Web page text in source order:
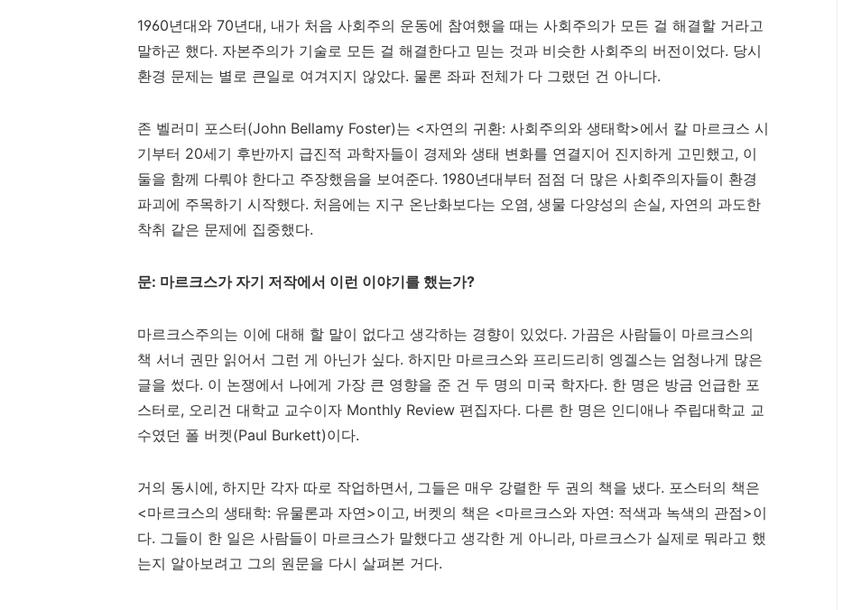
1960년대와 70년대, 내가 처음 사회주의 운동에 참여했을 때는 사회주의가 모든 걸 해결할 거라고
말하곤 했다. 자본주의가 기술로 모든 걸 해결한다고 믿는 것과 비슷한 사회주의 버전이었다. 당시
환경 문제는 별로 큰일로 여겨지지 않았다. 물론 좌파 전체가 다 그랬던 건 아니다.
존 벨러미 포스터(John Bellamy Foster)는 <자연의 귀환: 사회주의와 생태학>에서 칼 마르크스 시
기부터 20세기 후반까지 급진적 과학자들이 경제와 생태 변화를 연결지어 진지하게 고민했고, 이
둘을 함께 다뤄야 한다고 주장했음을 보여준다. 1980년대부터 점점 더 많은 사회주의자들이 환경
파괴에 주목하기 시작했다. 처음에는 지구 온난화보다는 오염, 생물 다양성의 손실, 자연의 과도한
착취 같은 문제에 집중했다.
문: 마르크스가 자기 저작에서 이런 이야기를 했는가?
마르크스주의는 이에 대해 할 말이 없다고 생각하는 경향이 있었다. 가끔은 사람들이 마르크스의
책 서너 권만 읽어서 그런 게 아닌가 싶다. 하지만 마르크스와 프리드리히 엥겔스는 엄청나게 많은
글을 썼다. 이 논쟁에서 나에게 가장 큰 영향을 준 건 두 명의 미국 학자다. 한 명은 방금 언급한 포
스터로, 오리건 대학교 교수이자 Monthly Review 편집자다. 다른 한 명은 인디애나 주립대학교 교
수였던 폴 버켓(Paul Burkett)이다.
거의 동시에, 하지만 각자 따로 작업하면서, 그들은 매우 강렬한 두 권의 책을 냈다. 포스터의 책은
<마르크스의 생태학: 유물론과 자연>이고, 버켓의 책은 <마르크스와 자연: 적색과 녹색의 관점>이
다. 그들이 한 일은 사람들이 마르크스가 말했다고 생각한 게 아니라, 마르크스가 실제로 뭐라고 했
는지 알아보려고 그의 원문을 다시 살펴본 거다.